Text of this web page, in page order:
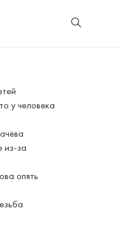
у человека
из-за
опять